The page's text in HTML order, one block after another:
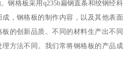
钢格板采用q235b扁钢直条和绞钢经科
，钢格板的制作内容，以及其他表面
的创新品质。不同的材料生产出不同
方法不同。我们常将钢格板的产品成